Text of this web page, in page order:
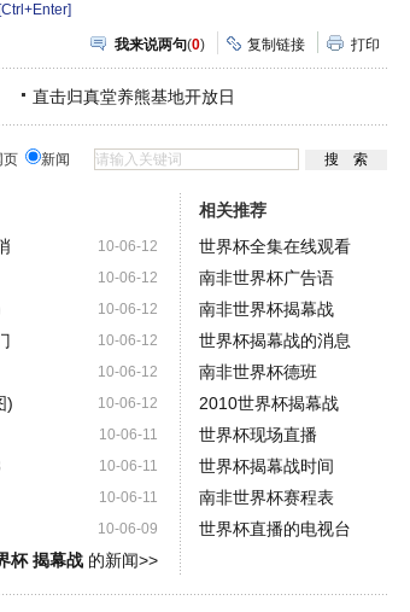
[Ctrl+Enter]
我来说两句(0) 复制链接 打印
直击归真堂养熊基地开放日
页 新闻
10-06-12
10-06-12
10-06-12
10-06-12
10-06-12
10-06-12
)
10-06-11
10-06-11
10-06-11
10-06-09
杯 揭幕战的新闻>>
相关推荐
世界杯全集在线观看
南非世界杯广告语
南非世界杯揭幕战
世界杯揭幕战的消息
南非世界杯德班
2010世界杯揭幕战
世界杯现场直播
世界杯揭幕战时间
南非世界杯赛程表
世界杯直播的电视台